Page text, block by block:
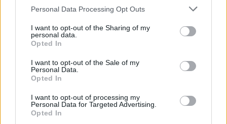
Personal Data Processing Opt Outs
I want to opt-out of the Sharing of my
personal data.
Opted In
I want to opt-out of the Sale of my
Personal Data.
Opted In
I want to opt-out of processing my
Personal Data for Targeted Advertising.
Opted In
výborné podmínky. Horší voda je jen na
Zpravodajství
Příbram modernizuje parkovací automaty.
Přibudou i tři nové poblíž Svaté Hory
Středočeský kraj upravil pravidla soutěže.
Obce nově získají body i za předcházení
vzniku odpadu